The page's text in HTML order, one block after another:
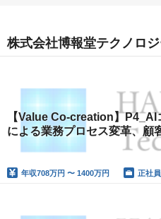
株式会社博報堂テクノロ
【Value Co-creation】
による業務プロセス変革、顧
年収708万円 〜 1400万円 正社員